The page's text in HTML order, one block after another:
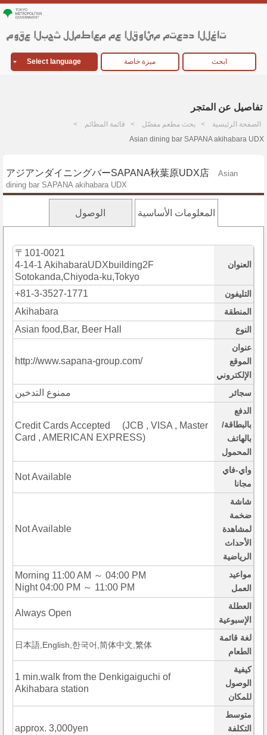
Select language ميزة خاصة ابحث
تفاصيل عن المتجر
الصفحة الرئيسية بحث مطعم مفصّل
قائمة المطائم
Asian dining bar SAPANA akihabara UDX
アジアンダイニングバーSAPANA秋葉原UDX店
Asian
dining bar SAPANA akihabara UDX
المعلومات الأساسية الوصول
العنوان
〒101-0021
4-14-1 AkihabaraUDXbuilding2F
Sotokanda,Chiyoda-ku,Tokyo
التليفون +81-3-3527-1771
المنطقة Akihabara
النوع Asian food,Bar, Beer Hall
عنوان
الموقع
الإلكتروني
http://www.sapana-group.com/
سجائر ممنوع التدخين
الدفع
بالبطاقة/
بالهاتف
المحمول
Credit Cards Accepted (JCB , VISA , Master
Card , AMERICAN EXPRESS)
واي-فاي
مجانا
Not Available
شاشة
ضخمة
لمشاهدة
الأحداث
الرياضية
Not Available
مواعيد
العمل
Morning 11:00 AM ～ 04:00 PM
Night 04:00 PM ～ 11:00 PM
العطلة
الإسبوعية
Always Open
لغة قائمة
الطعام
日本語,English,한국어,简体中文,繁体
كيفية
الوصول
للمكان
1 min.walk from the Denkigaiguchi of
Akihabara station
متوسط
التكلفة
approx. 3,000yen